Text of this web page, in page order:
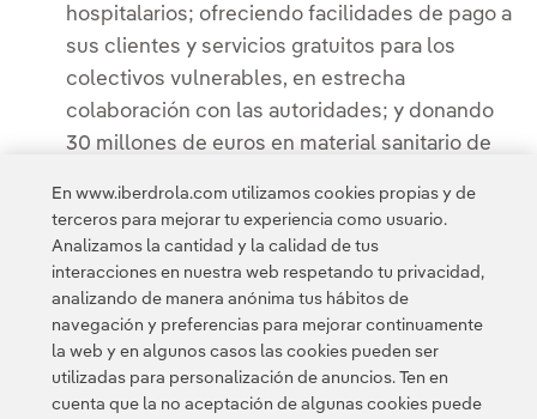
hospitalarios; ofreciendo facilidades de pago a
sus clientes y servicios gratuitos para los
colectivos vulnerables, en estrecha
colaboración con las autoridades; y donando
30 millones de euros en material sanitario de
Contacta Clientes Política de Privacidad Información legal
En www.iberdrola.com utilizamos cookies propias y de
terceros para mejorar tu experiencia como usuario.
Analizamos la cantidad y la calidad de tus
interacciones en nuestra web respetando tu privacidad,
analizando de manera anónima tus hábitos de
navegación y preferencias para mejorar continuamente
la web y en algunos casos las cookies pueden ser
utilizadas para personalización de anuncios. Ten en
cuenta que la no aceptación de algunas cookies puede